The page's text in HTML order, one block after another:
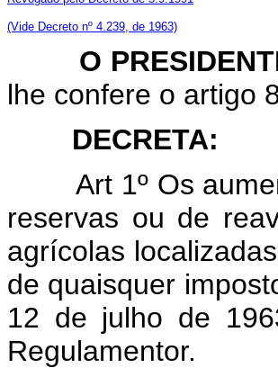
(Vide Decreto nº 4.239, de 1963)
O
lhe confere o artigo
DECRETA:
Art 1º Os
reservas ou de
agrícolas
de quaisquer
12 de julho de
Regulamentor.